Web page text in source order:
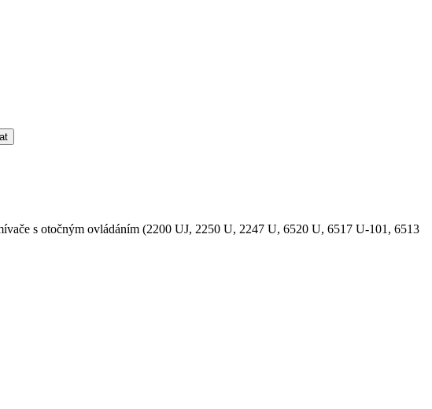
s otočným ovládáním (2200 UJ, 2250 U, 2247 U, 6520 U, 6517 U-101, 6513